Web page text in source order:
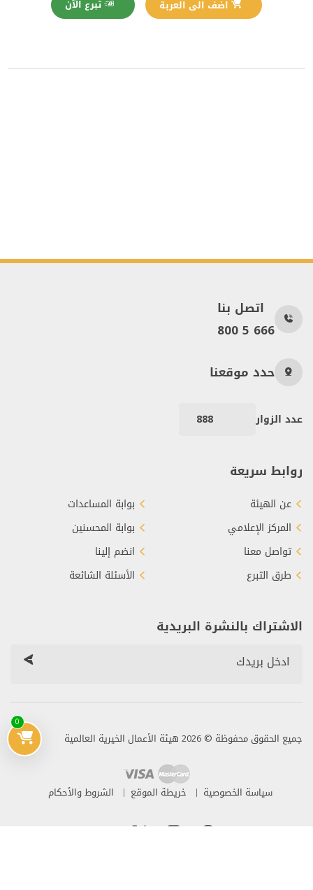
0
اتصل بنا
800 5 666
حدد موقعنا
عدد الزوار 888
روابط سريعة
عن الهيئة
المركز الإعلامي
تواصل معنا
طرق التبرع
بوابة المساعدات
بوابة المحسنين
انضم إلينا
الأسئلة الشائعة
الاشتراك بالنشرة البريدية
جميع الحقوق محفوظة © 2026 هيئة الأعمال الخيرية العالمية
سياسة الخصوصية خريطة الموقع الشروط والأحكام